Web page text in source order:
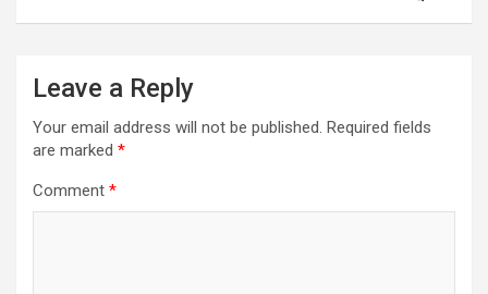
Leave a Reply
Your email address will not be published. Required fields
are marked *
Comment *